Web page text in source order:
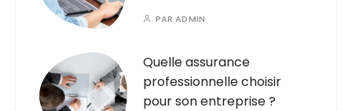
PARADMIN
Quelle assurance
professionnelle choisir
pour son entreprise ?